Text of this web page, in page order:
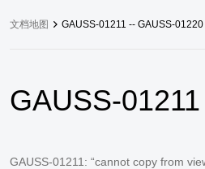
文档地图 GAUSS-01211 -- GAUSS-01220
GAUSS-
GAUSS-01211: “cannot copy from